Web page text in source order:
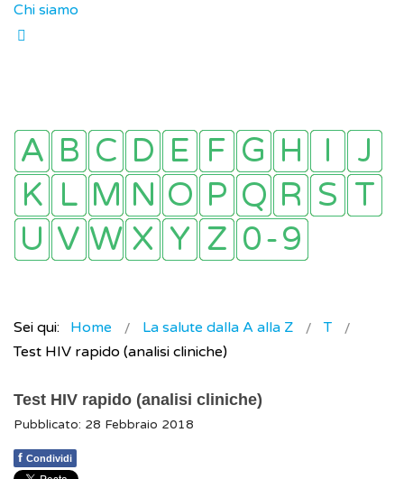
Chi siamo
Sei qui: Home La salute dalla A alla Z
T
Test HIV rapido (analisi cliniche)
Test HIV rapido (analisi cliniche)
Pubblicato: 28 Febbraio 2018
f Condividi